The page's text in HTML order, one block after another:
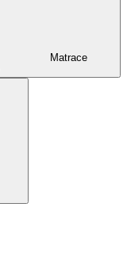
Matrace